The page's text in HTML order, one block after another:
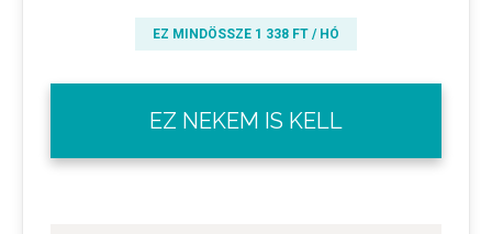
EZ MINDÖSSZE 1 338 FT / HÓ
EZ NEKEM IS KELL